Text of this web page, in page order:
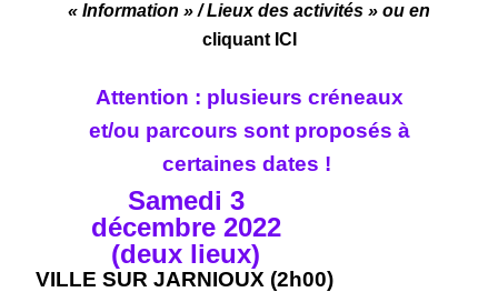
« Information » / Lieux des activités » ou en
cliquant ICI
Attention : plusieurs créneaux
et/ou parcours sont proposés à
certaines dates !
Samedi 3
décembre 2022
(deux lieux)
VILLE SUR JARNIOUX (2h00)